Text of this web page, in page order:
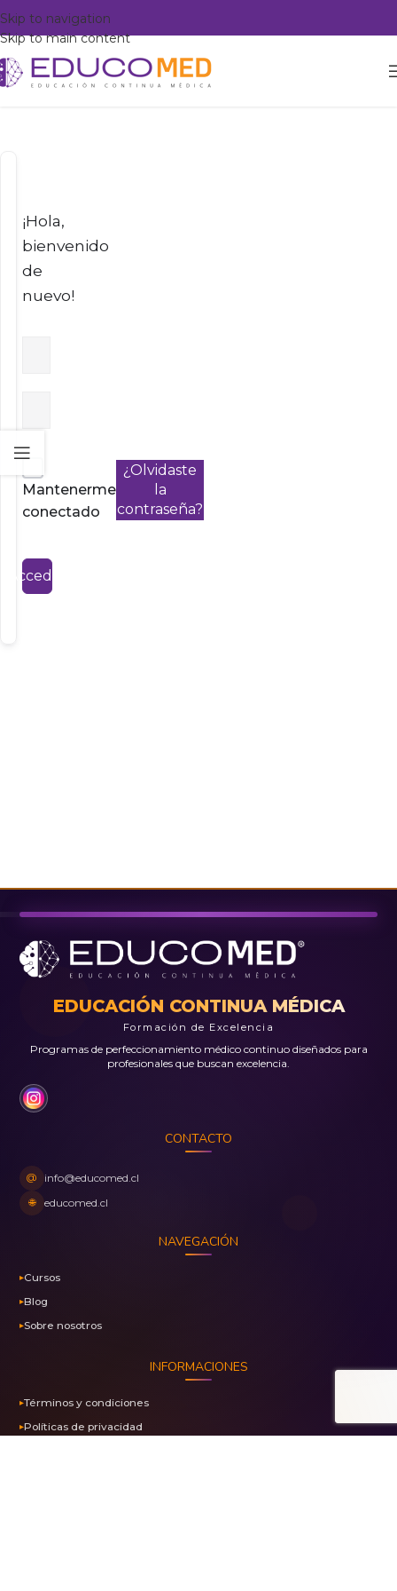
Skip to navigation
Skip to main content
¡Hola,
bienvenido
de
nuevo!
Mantenerme
conectado
¿Olvidaste
la
contraseña?
Acceder
EDUCACIÓN CONTINUA MÉDICA
Formación de Excelencia
Programas de perfeccionamiento médico continuo diseñados para
profesionales que buscan excelencia.
CONTACTO
@ info@educomed.cl
🌐 educomed.cl
NAVEGACIÓN
Cursos
Blog
Sobre nosotros
INFORMACIONES
Términos y condiciones
Políticas de privacidad